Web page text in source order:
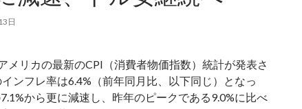
日
メリカの最新のCPI（消費者物価指数）統計が発表さ
ンフレ率は6.4%（前年同月比、以下同じ）となっ
から更に減速し、昨年のピークである9.0%に比べ